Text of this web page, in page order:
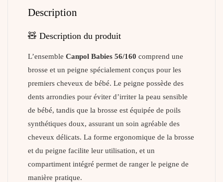
Description
🧸 Description du produit
L’ensemble Canpol Babies 56/160 comprend une
brosse et un peigne spécialement conçus pour les
premiers cheveux de bébé. Le peigne possède des
dents arrondies pour éviter d’irriter la peau sensible
de bébé, tandis que la brosse est équipée de poils
synthétiques doux, assurant un soin agréable des
cheveux délicats. La forme ergonomique de la brosse
et du peigne facilite leur utilisation, et un
compartiment intégré permet de ranger le peigne de
manière pratique.